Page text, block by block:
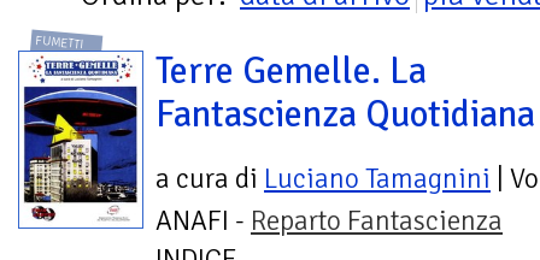
FUMETTI
Terre Gemelle. La
Fantascienza Quotidiana
a cura di Luciano Tamagnini |
ANAFI - Reparto Fantascienza